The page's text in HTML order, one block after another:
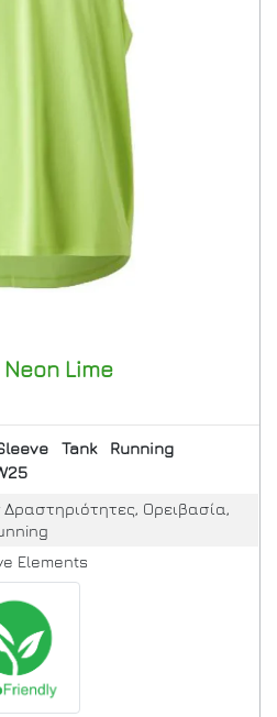
Neon Lime
Tank
Running
Δραστηριότητες, Ορειβασία,
Elements